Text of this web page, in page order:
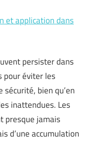
et application dans
persister dans
pour éviter les
bien qu’en
inattendues. Les
presque jamais
d’une accumulation